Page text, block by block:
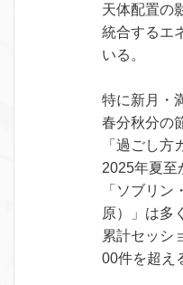
天体配置の
統合するエ
いる。
特に新月・
春分秋分の
「過ごし方
2025年夏至
「ソブリ
原）」は多
累計セッシ
00件を超え